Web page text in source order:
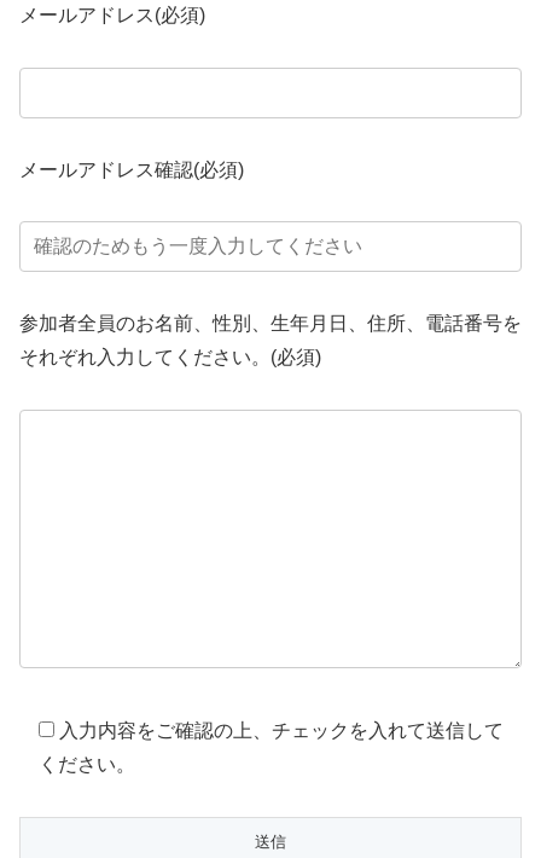
メールアドレス(必須)
メールアドレス確認(必須)
参加者全員のお名前、性別、生年月日、住所、電話番号を
それぞれ入力してください。 (必須)
入力内容をご確認の上、チェックを入れて送信して
ください。